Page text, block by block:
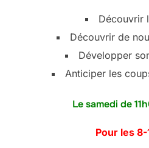
Découvrir
Découvrir de
Développer
Anticiper les
Le samedi de
Pour les 8-